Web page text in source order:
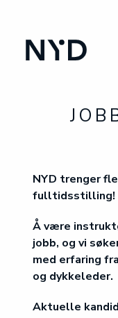
NYD trenger
fulltidsstilling!
Å være
jobb, og vi
med erfaring
og dykkeleder.
Aktuelle